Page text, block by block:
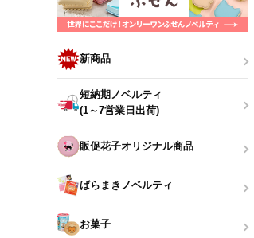
新商品
短納期ノベルティ
(1～7営業日出荷)
販促花子オリジナル商品
ばらまきノベルティ
お菓子